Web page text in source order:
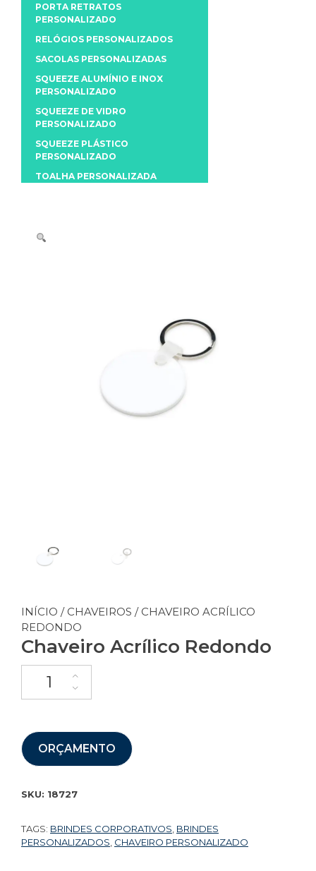
INÍCIO / CHAVEIROS / CHAVEIRO ACRÍLICO
REDONDO
Chaveiro Acrílico Redondo
ORÇAMENTO
SKU: 18727
TAGS: BRINDES CORPORATIVOS BRINDES
PERSONALIZADOS CHAVEIRO PERSONALIZADO
PORTA RETRATOS
PERSONALIZADO
RELÓGIOS PERSONALIZADOS
SACOLAS PERSONALIZADAS
SQUEEZE ALUMÍNIO E INOX
PERSONALIZADO
SQUEEZE DE VIDRO
PERSONALIZADO
SQUEEZE PLÁSTICO
PERSONALIZADO
TOALHA PERSONALIZADA